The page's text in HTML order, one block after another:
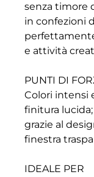
senza timore
in confezioni
e attività
PUNTI DI
Colori intensi
finitura
grazie al
finestra
IDEALE PER